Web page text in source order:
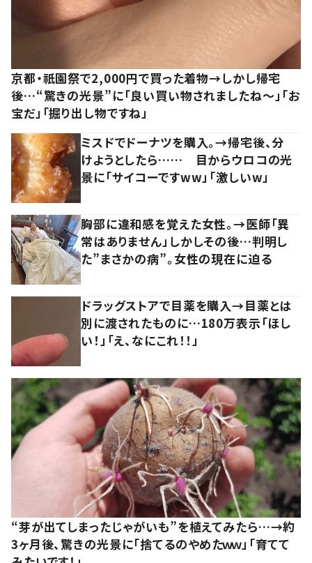
京都・祇園祭で2,000円で買った着物→しかし帰宅
後…“驚きの光景”に「良い買い物されましたね～」「お
宝だ」「掘り出し物ですね」
ミスドでドーナツを購入。→帰宅後、分
けようとしたら…… 目からウロコの光
景に「サイコーですww」「激しいw」
胸部に違和感を覚えた女性。→医師「異
常はありません」しかしその後…判明し
た”まさかの病”。女性の現在に迫る
ドラッグストアで目薬を購入→目薬とは
別に渡されたものに…180万表示「ほし
い！」「え、なにこれ！！」
“芽が出てしまったじゃがいも”を植えてみたら…→約
3ヶ月後、驚きの光景に「捨てるのやめたｗｗ」「育てて